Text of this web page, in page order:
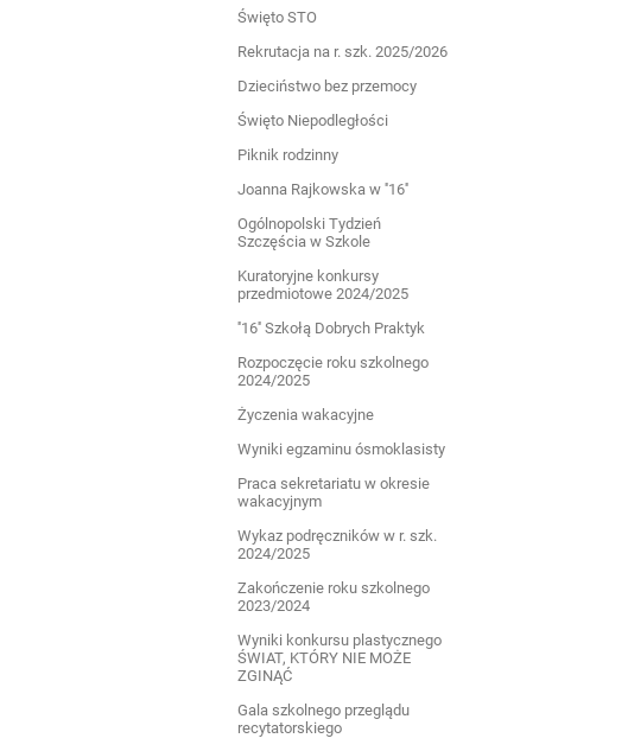
Święto STO
Rekrutacja na r. szk. 2025/2026
Dzieciństwo bez przemocy
Święto Niepodległości
Piknik rodzinny
Joanna Rajkowska w ''16''
Ogólnopolski Tydzień
Szczęścia w Szkole
Kuratoryjne konkursy
przedmiotowe 2024/2025
''16'' Szkołą Dobrych Praktyk
Rozpoczęcie roku szkolnego
2024/2025
Życzenia wakacyjne
Wyniki egzaminu ósmoklasisty
Praca sekretariatu w okresie
wakacyjnym
Wykaz podręczników w r. szk.
2024/2025
Zakończenie roku szkolnego
2023/2024
Wyniki konkursu plastycznego
ŚWIAT, KTÓRY NIE MOŻE
ZGINĄĆ
Gala szkolnego przeglądu
recytatorskiego